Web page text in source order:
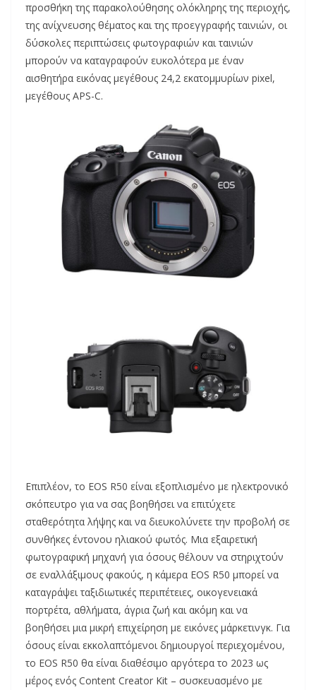
προσθήκη της παρακολούθησης ολόκληρης της περιοχής,
της ανίχνευσης θέματος και της προεγγραφής ταινιών, οι
δύσκολες περιπτώσεις φωτογραφιών και ταινιών
μπορούν να καταγραφούν ευκολότερα με έναν
αισθητήρα εικόνας μεγέθους 24,2 εκατομμυρίων pixel,
μεγέθους APS-C.
Επιπλέον, το EOS R50 είναι εξοπλισμένο με ηλεκτρονικό
σκόπευτρο για να σας βοηθήσει να επιτύχετε
σταθερότητα λήψης και να διευκολύνετε την προβολή σε
συνθήκες έντονου ηλιακού φωτός. Μια εξαιρετική
φωτογραφική μηχανή για όσους θέλουν να στηριχτούν
σε εναλλάξιμους φακούς, η κάμερα EOS R50 μπορεί να
καταγράψει ταξιδιωτικές περιπέτειες, οικογενειακά
πορτρέτα, αθλήματα, άγρια ​​ζωή και ακόμη και να
βοηθήσει μια μικρή επιχείρηση με εικόνες μάρκετινγκ. Για
όσους είναι εκκολαπτόμενοι δημιουργοί περιεχομένου,
το EOS R50 θα είναι διαθέσιμο αργότερα το 2023 ως
μέρος ενός Content Creator Kit – συσκευασμένο με